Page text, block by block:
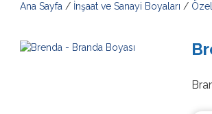
Ana Sayfa / İnşaat ve Sanayi Boyaları /